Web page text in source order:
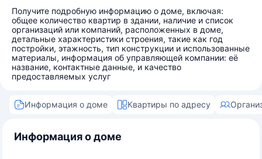
Получите подробную информацию о доме, включая:
общее количество квартир в здании, наличие и список
организаций или компаний, расположенных в доме,
детальные характеристики строения, такие как год
постройки, этажность, тип конструкции и использованные
материалы, информация об управляющей компании: её
название, контактные данные, и качество
предоставляемых услуг
Информация о доме Квартиры по адресу
Информация о доме